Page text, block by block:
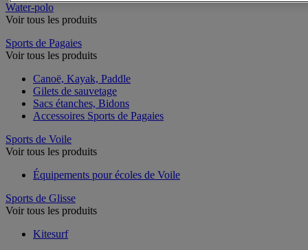
Water-polo
Voir tous les produits
Sports de Pagaies
Voir tous les produits
Canoë, Kayak, Paddle
Gilets de sauvetage
Sacs étanches, Bidons
Accessoires Sports de Pagaies
Sports de Voile
Voir tous les produits
Équipements pour écoles de Voile
Sports de Glisse
Voir tous les produits
Kitesurf